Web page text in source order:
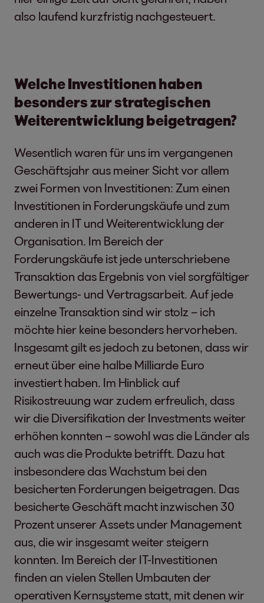
also laufend kurzfristig nachgesteuert.
Welche Investitionen haben
besonders zur strategischen
Weiterentwicklung beigetragen?
Wesentlich waren für uns im vergangenen
Geschäftsjahr aus meiner Sicht vor allem
zwei Formen von Investitionen: Zum einen
Investitionen in Forderungskäufe und zum
anderen in IT und Weiterentwicklung der
Organisation. Im Bereich der
Forderungskäufe ist jede unterschriebene
Transaktion das Ergebnis von viel sorgfältiger
Bewertungs- und Vertragsarbeit. Auf jede
einzelne Transaktion sind wir stolz – ich
möchte hier keine besonders hervorheben.
Insgesamt gilt es jedoch zu betonen, dass wir
erneut über eine halbe Milliarde Euro
investiert haben. Im Hinblick auf
Risikostreuung war zudem erfreulich, dass
wir die Diversifikation der Investments weiter
erhöhen konnten – sowohl was die Länder als
auch was die Produkte betrifft. Dazu hat
insbesondere das Wachstum bei den
besicherten Forderungen beigetragen. Das
besicherte Geschäft macht inzwischen 30
Prozent unserer Assets under Management
aus, die wir insgesamt weiter steigern
konnten. Im Bereich der IT-Investitionen
finden an vielen Stellen Umbauten der
operativen Kernsysteme statt, mit denen wir